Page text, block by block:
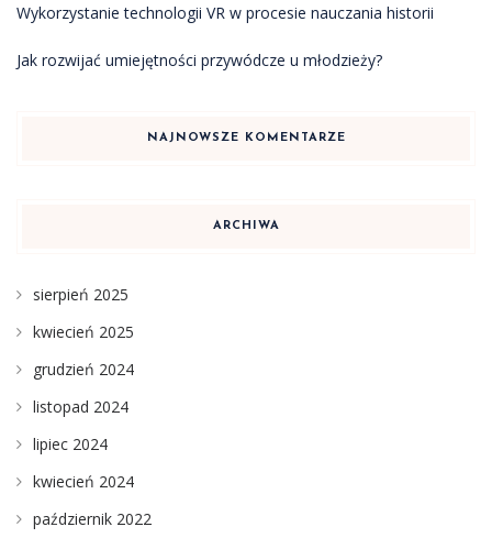
Wykorzystanie technologii VR w procesie nauczania historii
Jak rozwijać umiejętności przywódcze u młodzieży?
NAJNOWSZE KOMENTARZE
ARCHIWA
sierpień 2025
kwiecień 2025
grudzień 2024
listopad 2024
lipiec 2024
kwiecień 2024
październik 2022